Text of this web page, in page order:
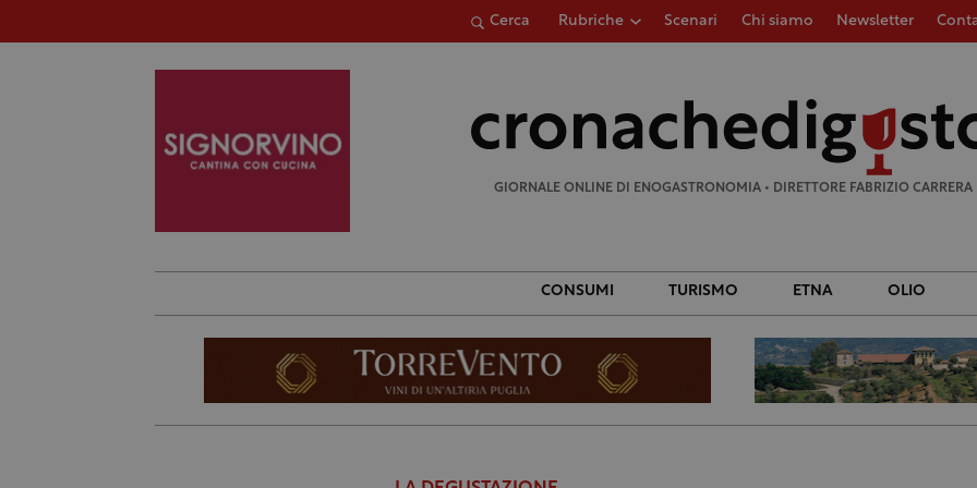
Cerca Rubriche Scenari Chi siamo Newsletter
GIORNALE ONLINE DI ENOGASTRONOMIA • DIRETTORE FABRIZIO CARRERA
CONSUMI TURISMO ETNA OLIO